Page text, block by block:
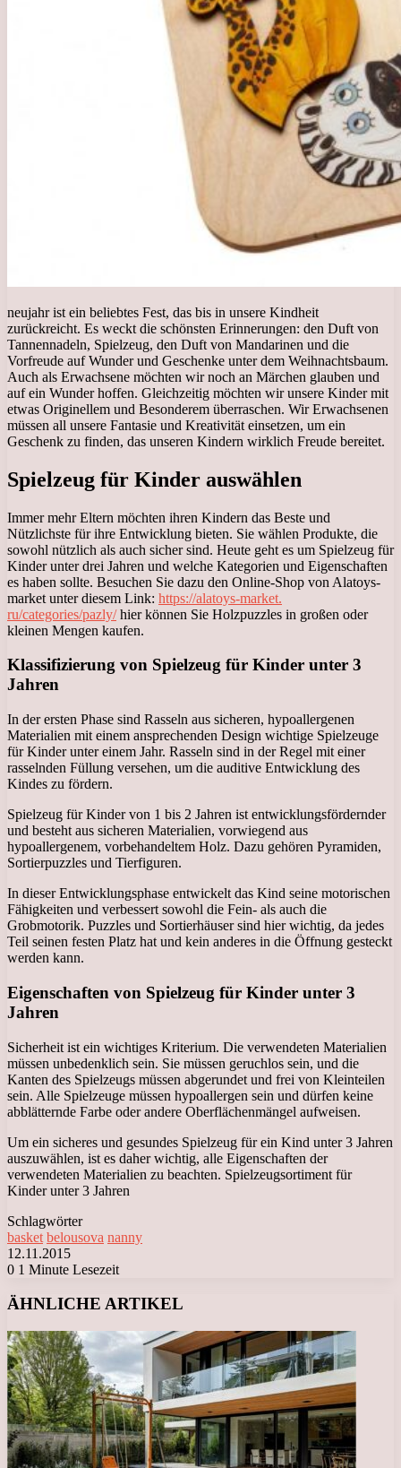
neujahr ist ein beliebtes Fest, das bis in unsere Kindheit
zurückreicht. Es weckt die schönsten Erinnerungen: den Duft von
Tannennadeln, Spielzeug, den Duft von Mandarinen und die
Vorfreude auf Wunder und Geschenke unter dem Weihnachtsbaum.
Auch als Erwachsene möchten wir noch an Märchen glauben und
auf ein Wunder hoffen. Gleichzeitig möchten wir unsere Kinder mit
etwas Originellem und Besonderem überraschen. Wir Erwachsenen
müssen all unsere Fantasie und Kreativität einsetzen, um ein
Geschenk zu finden, das unseren Kindern wirklich Freude bereitet.
Spielzeug für Kinder auswählen
Immer mehr Eltern möchten ihren Kindern das Beste und
Nützlichste für ihre Entwicklung bieten. Sie wählen Produkte, die
sowohl nützlich als auch sicher sind. Heute geht es um Spielzeug für
Kinder unter drei Jahren und welche Kategorien und Eigenschaften
es haben sollte. Besuchen Sie dazu den Online-Shop von Alatoys-
market unter diesem Link: https://alatoys-market.
ru/categories/pazly/hier können Sie Holzpuzzles in großen oder
kleinen Mengen kaufen.
Klassifizierung von Spielzeug für Kinder unter 3
Jahren
In der ersten Phase sind Rasseln aus sicheren, hypoallergenen
Materialien mit einem ansprechenden Design wichtige Spielzeuge
für Kinder unter einem Jahr. Rasseln sind in der Regel mit einer
rasselnden Füllung versehen, um die auditive Entwicklung des
Kindes zu fördern.
Spielzeug für Kinder von 1 bis 2 Jahren ist entwicklungsfördernder
und besteht aus sicheren Materialien, vorwiegend aus
hypoallergenem, vorbehandeltem Holz. Dazu gehören Pyramiden,
Sortierpuzzles und Tierfiguren.
In dieser Entwicklungsphase entwickelt das Kind seine motorischen
Fähigkeiten und verbessert sowohl die Fein- als auch die
Grobmotorik. Puzzles und Sortierhäuser sind hier wichtig, da jedes
Teil seinen festen Platz hat und kein anderes in die Öffnung gesteckt
werden kann.
Eigenschaften von Spielzeug für Kinder unter 3
Jahren
Sicherheit ist ein wichtiges Kriterium. Die verwendeten Materialien
müssen unbedenklich sein. Sie müssen geruchlos sein, und die
Kanten des Spielzeugs müssen abgerundet und frei von Kleinteilen
sein. Alle Spielzeuge müssen hypoallergen sein und dürfen keine
abblätternde Farbe oder andere Oberflächenmängel aufweisen.
Um ein sicheres und gesundes Spielzeug für ein Kind unter 3 Jahren
auszuwählen, ist es daher wichtig, alle Eigenschaften der
verwendeten Materialien zu beachten. Spielzeugsortiment für
Kinder unter 3 Jahren
Schlagwörter
basket belousova nanny
12.11.2015
0 1 Minute Lesezeit
ÄHNLICHE ARTIKEL